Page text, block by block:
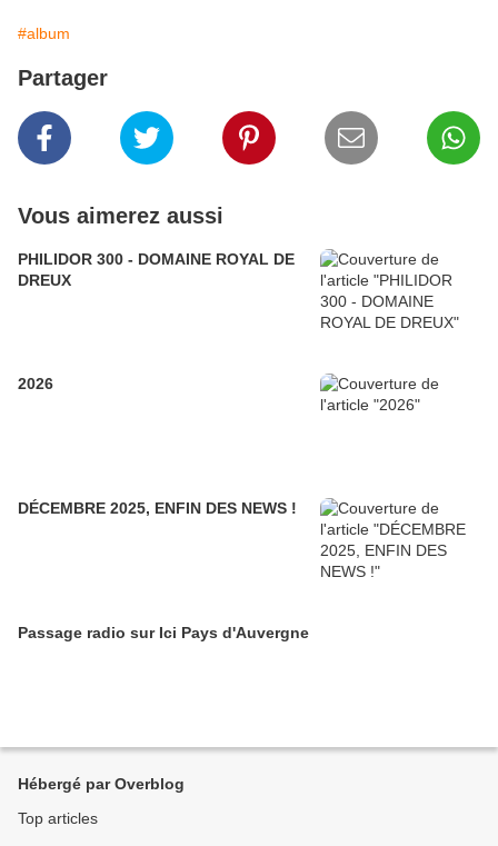
#album
Partager
Vous aimerez aussi
PHILIDOR 300 - DOMAINE ROYAL DE
DREUX
2026
DÉCEMBRE 2025, ENFIN DES NEWS !
Passage radio sur Ici Pays d'Auvergne
Hébergé par Overblog
Top articles